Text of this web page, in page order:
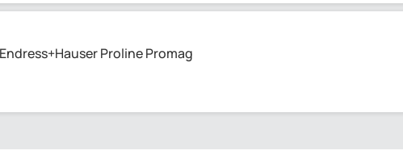
Proline Promag